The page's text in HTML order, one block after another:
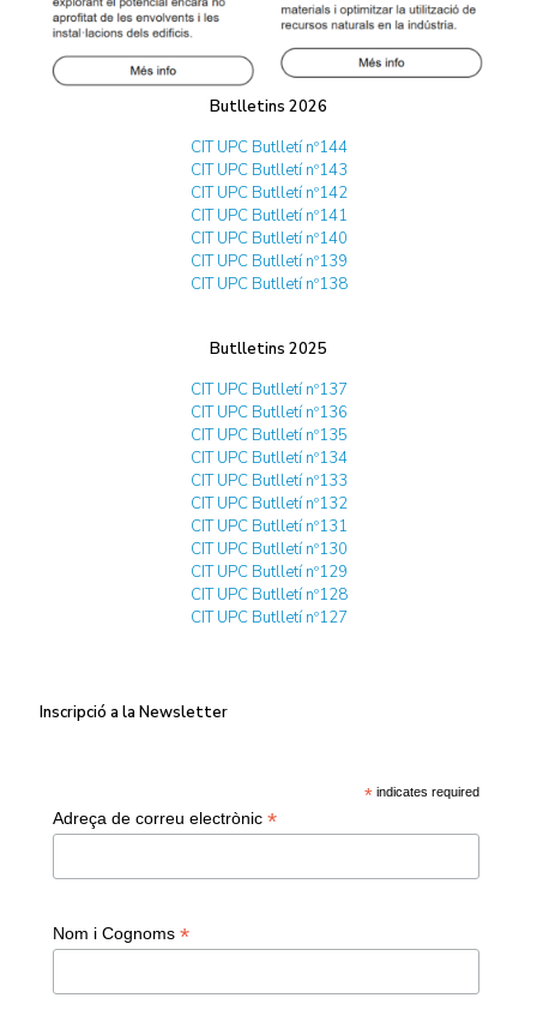
Butlletins 2026
CIT UPC Butlletí nº144
CIT UPC Butlletí nº143
CIT UPC Butlletí nº142
CIT UPC Butlletí nº141
CIT UPC Butlletí nº140
CIT UPC Butlletí nº139
CIT UPC Butlletí nº138
Butlletins 2025
CIT UPC Butlletí nº137
CIT UPC Butlletí nº136
CIT UPC Butlletí nº135
CIT UPC Butlletí nº134
CIT UPC Butlletí nº133
CIT UPC Butlletí nº132
CIT UPC Butlletí nº131
CIT UPC Butlletí nº130
CIT UPC Butlletí nº129
CIT UPC Butlletí nº128
CIT UPC Butlletí nº127
Inscripció a la Newsletter
* indicates required
Adreça de correu electrònic*
Nom i Cognoms*